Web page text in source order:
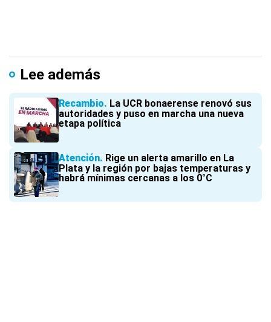
Lee además
Recambio La UCR bonaerense renovó sus
autoridades y puso en marcha una nueva
etapa política
Atención Rige un alerta amarillo en La
Plata y la región por bajas temperaturas y
habrá mínimas cercanas a los 0°C